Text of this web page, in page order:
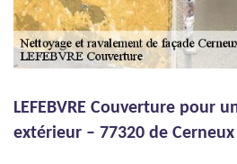
LEFEBVRE Couverture pour
extérieur – 77320 de Cerneux